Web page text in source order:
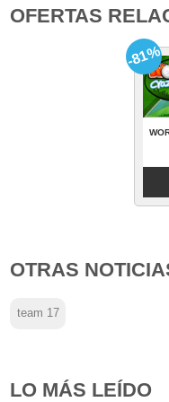
OFERTAS
-81%
OTRAS
team 17
LO MÁS LEÍDO